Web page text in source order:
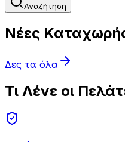
Αναζήτηση
Νέες
Δες τα όλα
Τι Λένε οι